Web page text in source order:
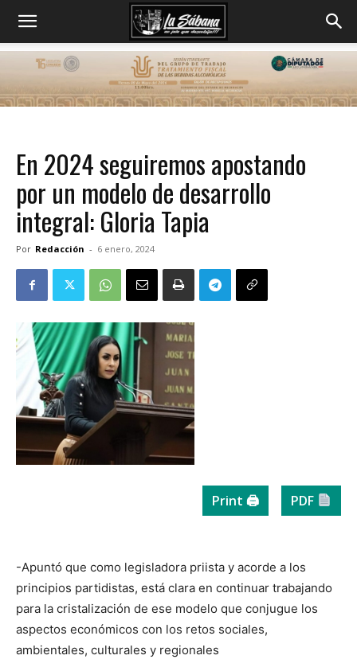
En 2024 seguiremos apostando
por un modelo de desarrollo
integral: Gloria Tapia
Por Redacción - 6 enero, 2024
Print 🖨 PDF
-Apuntó que como legisladora priista y acorde a los
principios partidistas, está clara en continuar trabajando
para la cristalización de ese modelo que conjugue los
aspectos económicos con los retos sociales,
ambientales, culturales y regionales